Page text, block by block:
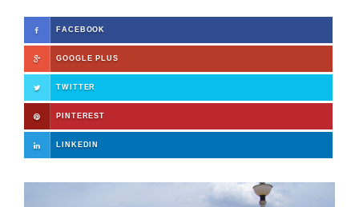
FACEBOOK
GOOGLE PLUS
TWITTER
PINTEREST
LINKEDIN